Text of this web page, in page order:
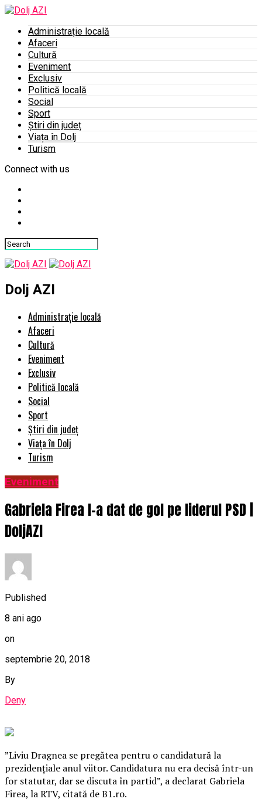
Administrație locală
Afaceri
Cultură
Eveniment
Exclusiv
Politică locală
Social
Sport
Știri din județ
Viața în Dolj
Turism
Connect with us
Dolj AZI
Administrație locală
Afaceri
Cultură
Eveniment
Exclusiv
Politică locală
Social
Sport
Știri din județ
Viața în Dolj
Turism
Eveniment
Gabriela Firea l-a dat de gol pe liderul PSD |
DoljAZI
Published
8 ani ago
on
septembrie 20, 2018
By
Deny
”Liviu Dragnea se pregătea pentru o candidatură la
prezidenţiale anul viitor. Candidatura nu era decisă într-un
for statutar, dar se discuta în partid”, a declarat Gabriela
Firea, la RTV, citată de B1.ro.